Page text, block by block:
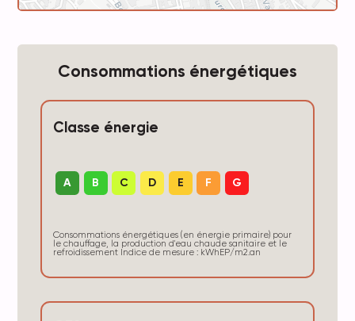
Consommations énergétiques
Classe énergie
A B C D E F G
Consommations énergétiques (en énergie primaire) pour
le chauffage, la production d'eau chaude sanitaire et le
refroidissement Indice de mesure : kWhEP/m2.an